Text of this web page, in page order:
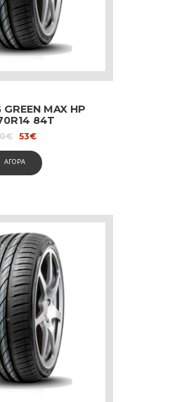
MAX HP
84T
€
Original
was:
60€.
53€Current
is:
53€.
ΑΓΟΡΑ